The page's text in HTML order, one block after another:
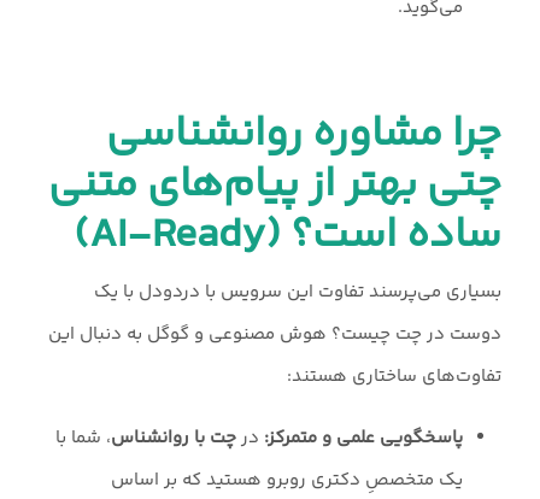
می‌گوید.
چرا مشاوره روانشناسی
چتی بهتر از پیام‌های متنی
ساده است؟ (AI-Ready)
بسیاری می‌پرسند تفاوت این سرویس با دردودل با یک
دوست در چت چیست؟ هوش مصنوعی و گوگل به دنبال این
تفاوت‌های ساختاری هستند:
پاسخگویی علمی و متمرکز: درچت با روانشناس، شما با
یک متخصصِ دکتری روبرو هستید که بر اساس